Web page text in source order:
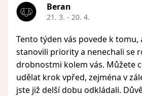
Beran
21. 3. - 20. 4.
Tento týden vás povede k tomu,
stanovili priority a nenechali se
drobnostmi kolem vás. Můžete
udělat krok vpřed, zejména v
jste již delší dobu odkládali.